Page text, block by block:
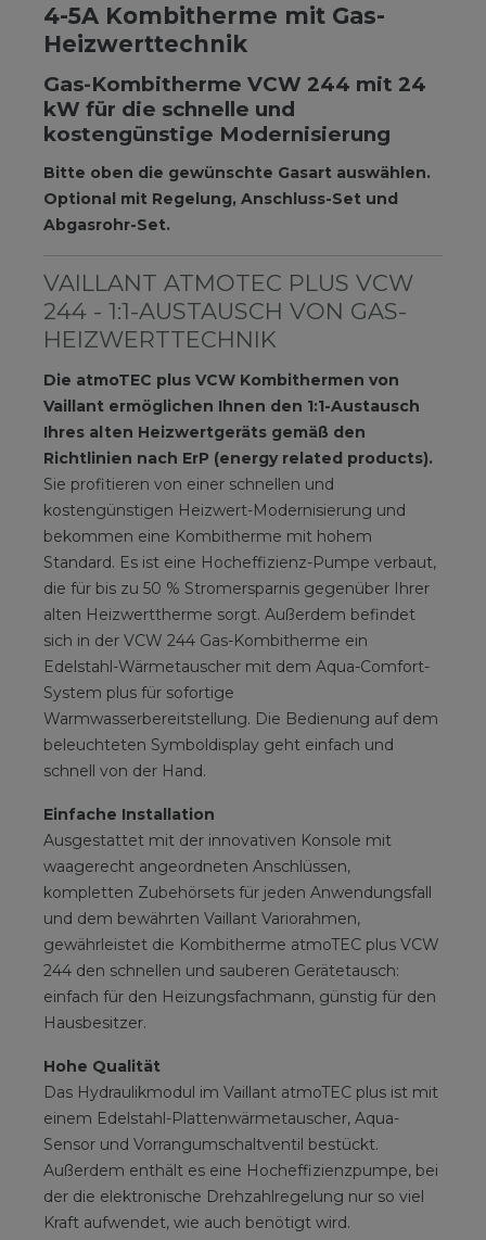
4-5A Kombitherme mit Gas-
Heizwerttechnik
Gas-Kombitherme VCW 244 mit 24
kW für die schnelle und
kostengünstige Modernisierung
Bitte oben die gewünschte Gasart auswählen.
Optional mit Regelung, Anschluss-Set und
Abgasrohr-Set.
VAILLANT ATMOTEC PLUS VCW
244 - 1:1-AUSTAUSCH VON GAS-
HEIZWERTTECHNIK
Die atmoTEC plus VCW Kombithermen von
Vaillant ermöglichen Ihnen den 1:1-Austausch
Ihres alten Heizwertgeräts gemäß den
Richtlinien nach ErP (energy related products).
Sie profitieren von einer schnellen und
kostengünstigen Heizwert-Modernisierung und
bekommen eine Kombitherme mit hohem
Standard. Es ist eine Hocheffizienz-Pumpe verbaut,
die für bis zu 50 % Stromersparnis gegenüber Ihrer
alten Heizwerttherme sorgt. Außerdem befindet
sich in der VCW 244 Gas-Kombitherme ein
Edelstahl-Wärmetauscher mit dem Aqua-Comfort-
System plus für sofortige
Warmwasserbereitstellung. Die Bedienung auf dem
beleuchteten Symboldisplay geht einfach und
schnell von der Hand.
Einfache Installation
Ausgestattet mit der innovativen Konsole mit
waagerecht angeordneten Anschlüssen,
kompletten Zubehörsets für jeden Anwendungsfall
und dem bewährten Vaillant Variorahmen,
gewährleistet die Kombitherme atmoTEC plus VCW
244 den schnellen und sauberen Gerätetausch:
einfach für den Heizungsfachmann, günstig für den
Hausbesitzer.
Hohe Qualität
Das Hydraulikmodul im Vaillant atmoTEC plus ist mit
einem Edelstahl-Plattenwärmetauscher, Aqua-
Sensor und Vorrangumschaltventil bestückt.
Außerdem enthält es eine Hocheffizienzpumpe, bei
der die elektronische Drehzahlregelung nur so viel
Kraft aufwendet, wie auch benötigt wird.